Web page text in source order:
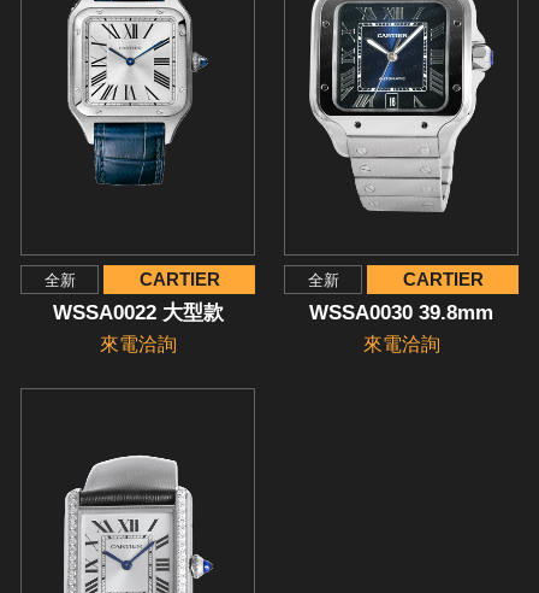
全新 CARTIER
WSSA0022 大型款
來電洽詢
全新 CARTIER
WSSA0030 39.8mm
來電洽詢